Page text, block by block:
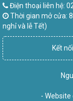
Điện thoại liên hệ:
Thời gian mở cửa:
nghỉ và lễ Tết)
Kết
- Website